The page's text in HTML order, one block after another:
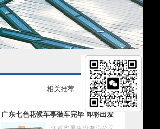
相关推荐
广东七色花候车亭装车完毕 即将出发